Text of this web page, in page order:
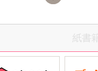
き合いたい」と告白
紙書